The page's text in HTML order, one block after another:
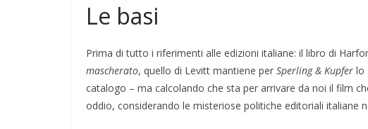
Le basi
Prima di tutto i riferimenti alle edizioni italiane: il libro di
mascherato, quello di Levitt mantiene per Sperling & Kupfer lo
catalogo – ma calcolando che sta per arrivare da noi il film
oddio, considerando le misteriose politiche editoriali italiane
28/01/2026 Rufus